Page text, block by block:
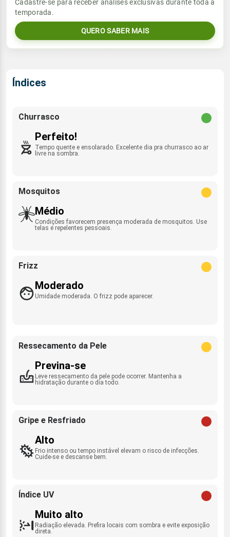
Umidade do ar
30%64%
Rajada de vento
Sol
05:53h às 17:44h
Lua
0.0mm
Umidade do ar
SE - 13km/h
Rajada de vento
Sol
Cadastre-se para receber análises exclusivas durante toda a
temporada.
QUERO SABER MAIS
Índices
Churrasco
Perfeito!
Tempo quente e ensolarado. Excelente dia pra churrasco ao ar
livre na sombra.
Mosquitos
Médio
Condições favorecem presença moderada de mosquitos. Use
telas e repelentes pessoais.
Frizz
Moderado
Umidade moderada. O frizz pode aparecer.
Ressecamento da Pele
Previna-se
Leve ressecamento da pele pode ocorrer. Mantenha a
hidratação durante o dia todo.
Gripe e Resfriado
Alto
Frio intenso ou tempo instável elevam o risco de infecções.
Cuide-se e descanse bem.
Índice UV
Muito alto
Radiação elevada. Prefira locais com sombra e evite exposição
direta.